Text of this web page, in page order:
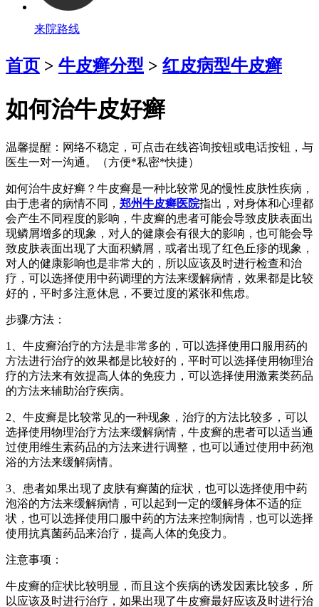
来院路线
首页 > 牛皮癣分型 > 红皮病型牛皮癣
如何治牛皮好癣
温馨提醒： 网络不稳定，可点击在线咨询按钮或电话按钮，与
医生一对一沟通。（方便*私密*快捷）
如何治牛皮好癣？牛皮癣是一种比较常见的慢性皮肤性疾病，
由于患者的病情不同， 郑州牛皮癣医院指出，对身体和心理都
会产生不同程度的影响，牛皮癣的患者可能会导致皮肤表面出
现鳞屑增多的现象，对人的健康会有很大的影响，也可能会导
致皮肤表面出现了大面积鳞屑，或者出现了红色丘疹的现象，
对人的健康影响也是非常大的，所以应该及时进行检查和治
疗，可以选择使用中药调理的方法来缓解病情，效果都是比较
好的，平时多注意休息，不要过度的紧张和焦虑。
步骤/方法：
1、牛皮癣治疗的方法是非常多的，可以选择使用口服用药的
方法进行治疗的效果都是比较好的，平时可以选择使用物理治
疗的方法来有效提高人体的免疫力，可以选择使用激素类药品
的方法来辅助治疗疾病。
2、牛皮癣是比较常见的一种现象，治疗的方法比较多，可以
选择使用物理治疗方法来缓解病情，牛皮癣的患者可以适当通
过使用维生素药品的方法来进行调整，也可以通过使用中药泡
浴的方法来缓解病情。
3、患者如果出现了皮肤有癣菌的症状，也可以选择使用中药
泡浴的方法来缓解病情，可以起到一定的缓解身体不适的症
状，也可以选择使用口服中药的方法来控制病情，也可以选择
使用抗真菌药品来治疗，提高人体的免疫力。
注意事项：
牛皮癣的症状比较明显，而且这个疾病的诱发因素比较多，所
以应该及时进行治疗，如果出现了牛皮癣最好应该及时进行治